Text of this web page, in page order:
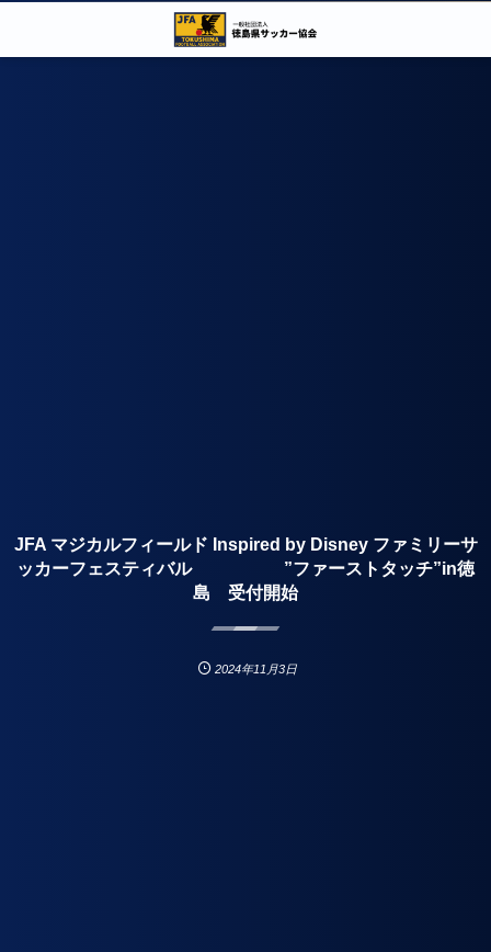
JFA マジカルフィールド Inspired by Disney ファミリーサ
ッカーフェスティバル ”ファーストタッチ”in徳
島 受付開始
2024年11月3日